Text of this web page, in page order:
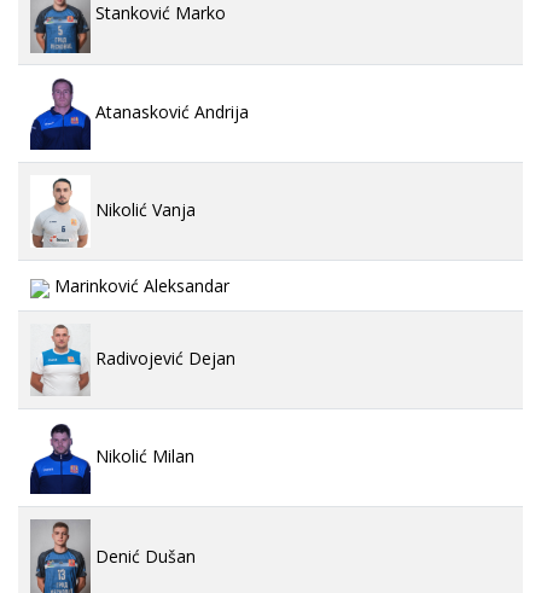
Stanković Marko
Atanasković Andrija
Nikolić Vanja
Marinković Aleksandar
Radivojević Dejan
Nikolić Milan
Denić Dušan